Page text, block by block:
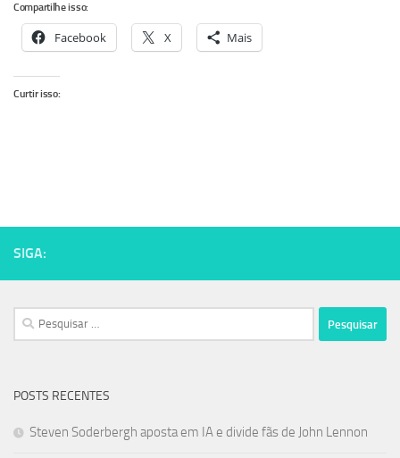
Compartilhe isso:
Facebook X Mais
Curtir isso:
SIGA:
Pesquisar
por:
POSTS RECENTES
Steven Soderbergh aposta em IA e divide fãs de John Lennon